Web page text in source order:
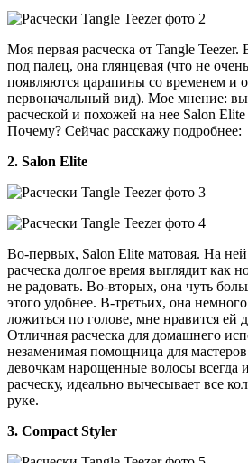
Моя первая расческа от Tangle
под палец, она глянцевая (что не
появляются царапины со временем и
первоначальный вид). Мое мнение:
расческой и похожей на нее Salon
Почему? Сейчас расскажу подробнее:
2. Salon Elite
Во-первых, Salon Elite матовая. На
расческа долгое время выглядит как
не радовать. Во-вторых, она чуть
этого удобнее. В-третьих, она
ложиться по голове, мне нравится ей
Отличная расческа для домашнего
незаменимая помощница для
девочкам нарощенные волосы всегда
расческу, идеально вычесывает все
руке.
3. Compact Styler